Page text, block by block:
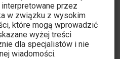
przez
w związku z wysokim
które mogą wprowadzić
wyżej treści
dla specjalistów i nie
wiadomości.